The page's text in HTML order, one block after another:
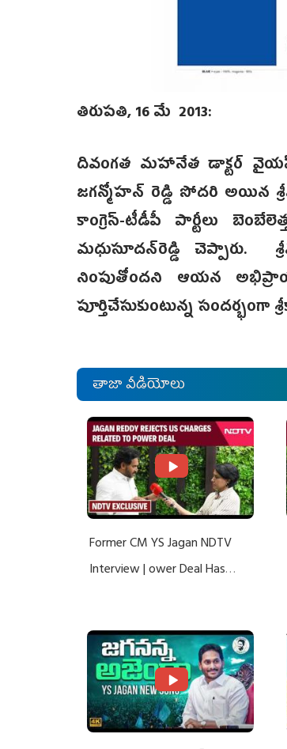
తిరుపతి, 16 మే 2013:
దివంగత మహానేత డాక్టర్
జగన్మోహన్ రెడ్డి సోదరి అయిన
కాంగ్రెస్‌-టీడీపీ పార్టీలు
మధుసూదన్‌రెడ్డి చెప్పారు.
నింపుతోందని ఆయన
పూర్తిచేసుకుంటున్న
తాజా వీడియోలు
Former CM YS Jagan NDTV
Interview | ower Deal Has